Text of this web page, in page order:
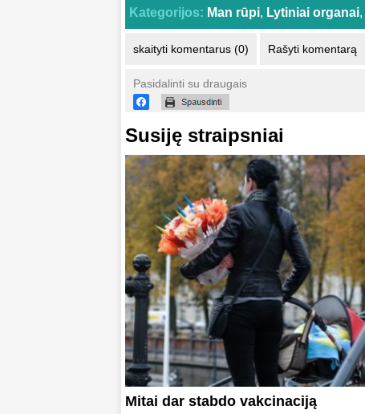
Kategorijos: Man rūpi, Lytiniai organai,
skaityti komentarus (0) Rašyti komentarą
Pasidalinti su draugais
Susiję straipsniai
Mitai dar stabdo vakcinaciją